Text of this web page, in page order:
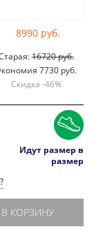
8990 руб.
16720 руб.
7730 руб.
Скидка -46%
Идут размер в
размер
В КОРЗИНУ